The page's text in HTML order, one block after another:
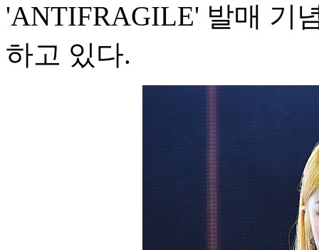
'ANTIFRAGILE' 발매 기
하고 있다.